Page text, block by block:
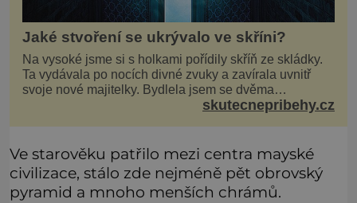
Jaké stvoření se ukrývalo ve skříni?
Na vysoké jsme si s holkami pořídily skříň ze skládky.
Ta vydávala po nocích divné zvuky a zavírala uvnitř
svoje nové majitelky. Bydlela jsem se dvěma
kamarádkami a bavilo nás zvelebovat si náš byt. Skoro
skutecnepribehy.cz
Ve starověku patřilo mezi centra mayské
civilizace, stálo zde nejméně pět obrovský
pyramid a mnoho menších chrámů.